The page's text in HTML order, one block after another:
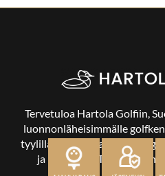
Tervetuloa Hartola Golfiin,
luonnonläheisimmälle
tyylilläsi ja tasollasi – ja
ja kuikankin. Tärkeintä